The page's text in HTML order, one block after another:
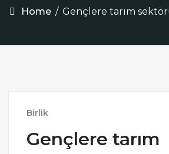
Home / Gençlere tarım
Birlik
Gençlere tarım